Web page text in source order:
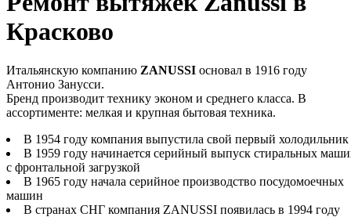
Красково
Итальянскую компанию ZANUSSI основал в 1916 году
Антонио Занусси.
Бренд производит технику эконом и среднего класса. В
ассортименте: мелкая и крупная бытовая техника.
В 1954 году компания выпустила свой первый холодильник
В 1959 году начинается серийный выпуск стиральных
с фронтальной загрузкой
В 1965 году начала серийное производство посудомоечных
машин
В странах СНГ компания ZANUSSI появилась в 1994 году